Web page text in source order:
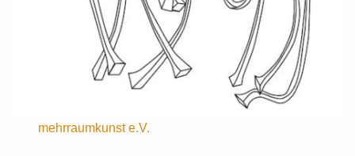
mehrraumkunst e.V.